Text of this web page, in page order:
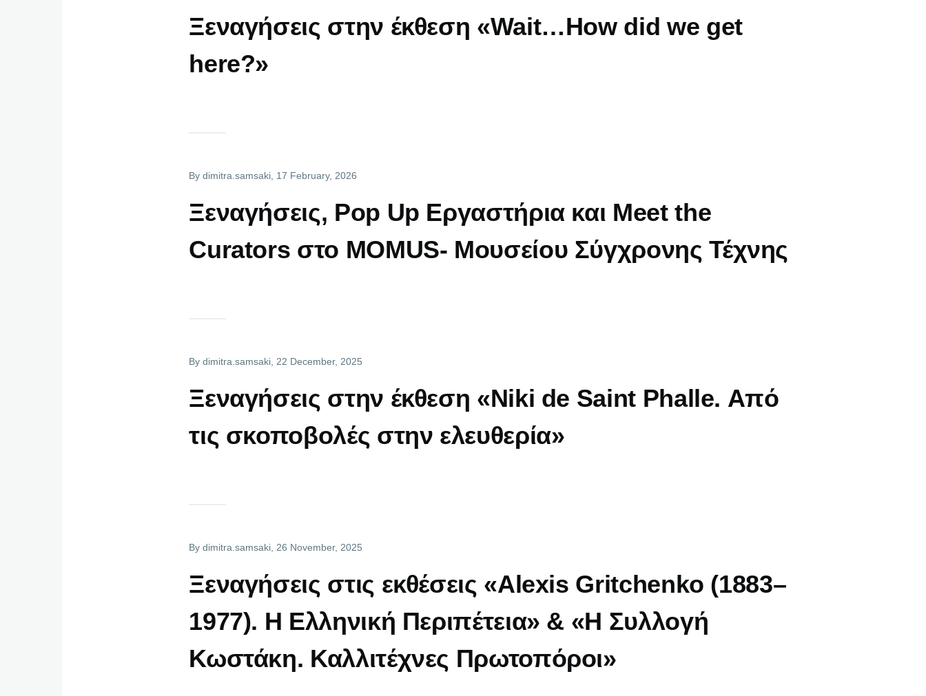
Ξεναγήσεις στην έκθεση «Wait…How did we get
here?»
Bydimitra.samsaki , 17 February, 2026
Ξεναγήσεις, Pop Up Εργαστήρια και Meet the
Curators στο MOMUS- Μουσείου Σύγχρονης Τέχνης
Bydimitra.samsaki , 22 December, 2025
Ξεναγήσεις στην έκθεση «Niki de Saint Phalle. Από
τις σκοποβολές στην ελευθερία»
Bydimitra.samsaki , 26 November, 2025
Ξεναγήσεις στις εκθέσεις «Alexis Gritchenko (1883–
1977). Η Ελληνική Περιπέτεια» & «Η Συλλογή
Κωστάκη. Καλλιτέχνες Πρωτοπόροι»